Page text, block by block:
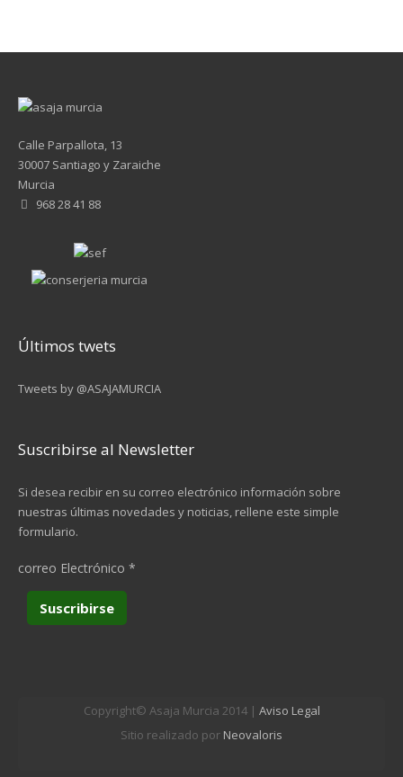
Calle Parpallota, 13
30007 Santiago y Zaraiche
Murcia
968 28 41 88
Últimos twets
Tweets by @ASAJAMURCIA
Suscribirse al Newsletter
Si desea recibir en su correo electrónico información sobre
nuestras últimas novedades y noticias, rellene este simple
formulario.
correo Electrónico *
Copyright© Asaja Murcia 2014 | Aviso Legal
Sitio realizado por Neovaloris